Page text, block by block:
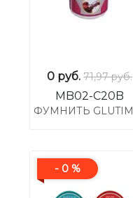
0 руб. 71,97 руб.
MB02-C20B
- 0 %